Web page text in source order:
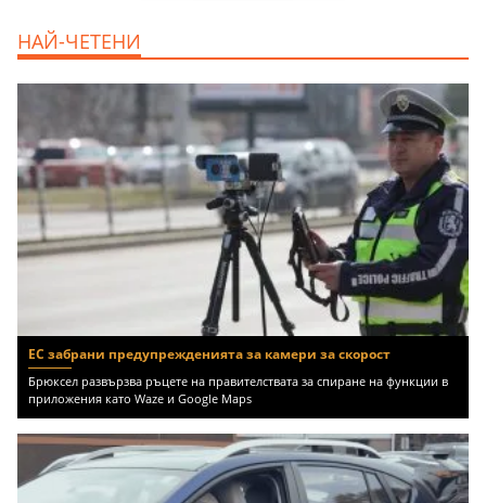
НАЙ-ЧЕТЕНИ
ЕС забрани предупрежденията за камери за скорост
Брюксел развързва ръцете на правителствата за спиране на функции в
приложения като Waze и Google Maps